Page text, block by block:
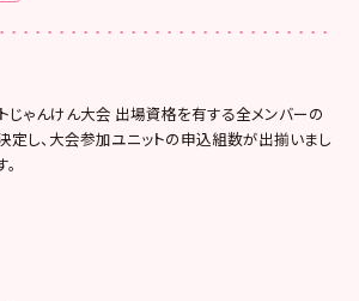
じゃんけん大会 出場資格を有する全メンバーの
定し、大会参加ユニットの申込組数が出揃いまし